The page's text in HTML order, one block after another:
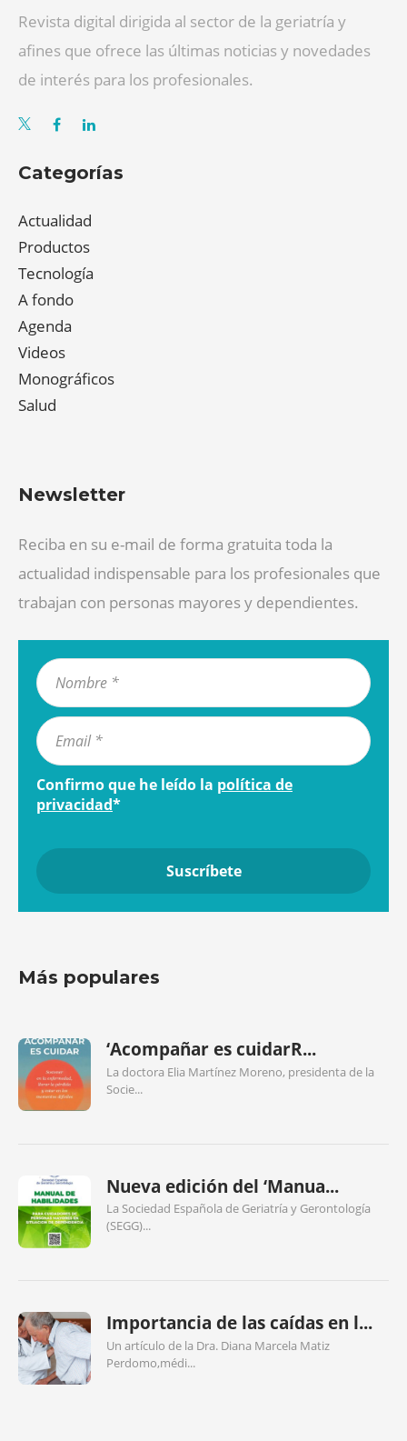
Revista digital dirigida al sector de la geriatría y
afines que ofrece las últimas noticias y novedades
de interés para los profesionales.
Categorías
Actualidad
Productos
Tecnología
A fondo
Agenda
Videos
Monográficos
Salud
Newsletter
Reciba en su e-mail de forma gratuita toda la
actualidad indispensable para los profesionales que
trabajan con personas mayores y dependientes.
Confirmo que he leído la política de
privacidad*
Más populares
‘Acompañar es cuidarR...
La doctora Elia Martínez Moreno, presidenta de la
Socie...
Nueva edición del ‘Manua...
La Sociedad Española de Geriatría y Gerontología
(SEGG)...
Importancia de las caídas en l...
Un artículo de la Dra. Diana Marcela Matiz
Perdomo,médi...